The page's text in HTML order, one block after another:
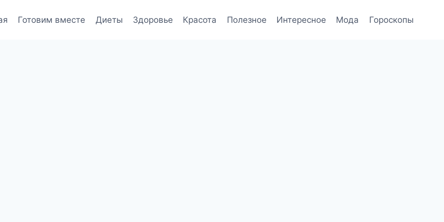
Готовим вместе Диеты Здоровье Красота Полезное Интересное Мода Гороскопы